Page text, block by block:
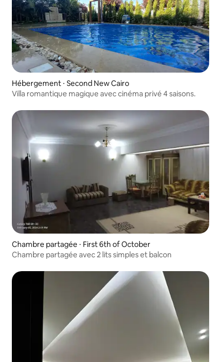
Hébergement ⋅ Second New Cairo
Villa romantique magique avec cinéma privé 4 saisons.
Chambre partagée ⋅ First 6th of October
Chambre partagée avec 2 lits simples et balcon